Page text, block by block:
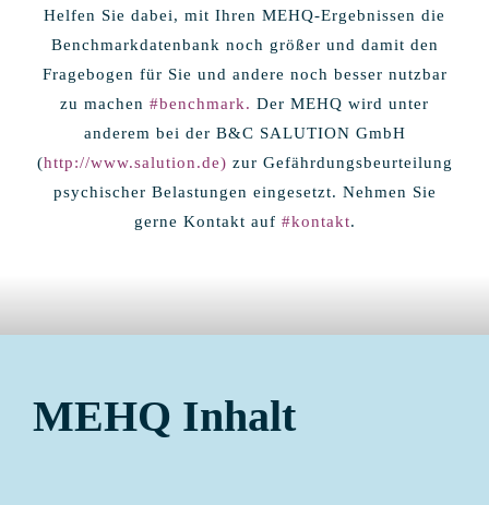
Helfen Sie dabei, mit Ihren MEHQ-Ergebnissen die
Benchmarkdatenbank noch größer und damit den
Fragebogen für Sie und andere noch besser nutzbar
zu machen #benchmark. Der MEHQ wird unter
anderem bei der B&C SALUTION GmbH
(http://www.salution.de) zur Gefährdungsbeurteilung
psychischer Belastungen eingesetzt. Nehmen Sie
gerne Kontakt auf #kontakt.
MEHQ Inhalt